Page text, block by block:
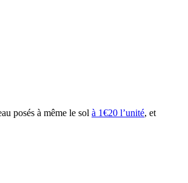
posés à même le sol à 1€20 l’unité, et